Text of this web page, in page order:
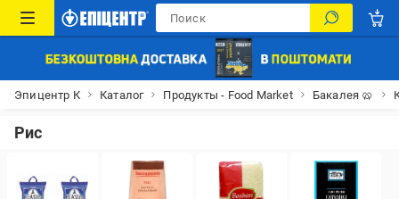
Эпицентр К Каталог Продукты - Food Market Бакалея 🥨
Рис